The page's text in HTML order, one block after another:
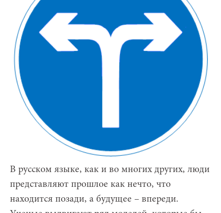
В русском языке, как и во многих других, люди
представляют прошлое как нечто, что
находится позади, а будущее – впереди.